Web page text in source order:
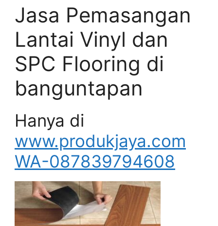
Jasa Pemasangan
Lantai Vinyl dan
SPC Flooring di
banguntapan
Hanya di
www.produkjaya.com
WA-087839794608